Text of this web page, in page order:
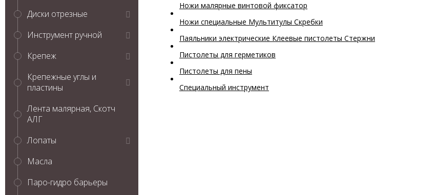
Ножи малярные винтовой фиксатор
Ножи специальные Мультитулы Скребки
Паяльники электрические Клеевые пистолеты Стержни
Пистолеты для герметиков
Пистолеты для пены
Специальный инструмент
Диски отрезные
Инструмент ручной
Крепеж
Крепежные углы и
пластины
Лента малярная, Скотч
АЛГ
Лопаты
Масла
Паро-гидро барьеры